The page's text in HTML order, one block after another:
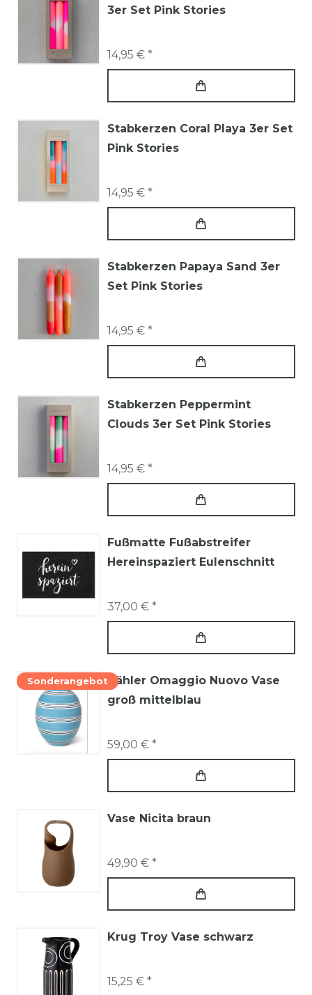
3er Set Pink Stories
14,95 € *
Stabkerzen Coral Playa 3er Set
Pink Stories
14,95 € *
Stabkerzen Papaya Sand 3er
Set Pink Stories
14,95 € *
Stabkerzen Peppermint
Clouds 3er Set Pink Stories
14,95 € *
Fußmatte Fußabstreifer
Hereinspaziert Eulenschnitt
37,00 € *
SonderangebotKähler Omaggio Nuovo Vase
groß mittelblau
59,00 € *
Vase Nicita braun
49,90 € *
Krug Troy Vase schwarz
15,25 € *